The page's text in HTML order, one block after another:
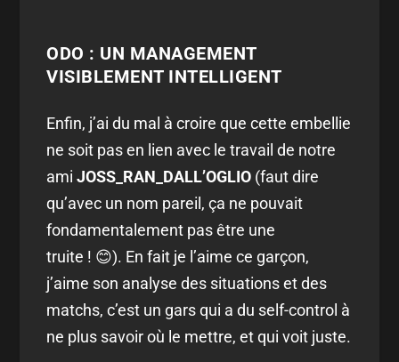
ODO : UN MANAGEMENT
VISIBLEMENT INTELLIGENT
Enfin, j’ai du mal à croire que cette embellie
ne soit pas en lien avec le travail de notre
amiJOSS_RAN_DALL’OGLIO (faut dire
qu’avec un nom pareil, ça ne pouvait
fondamentalement pas être une
truite ! 😊). En fait je l’aime ce garçon,
j’aime son analyse des situations et des
matchs, c’est un gars qui a du self-control à
ne plus savoir où le mettre, et qui voit juste.